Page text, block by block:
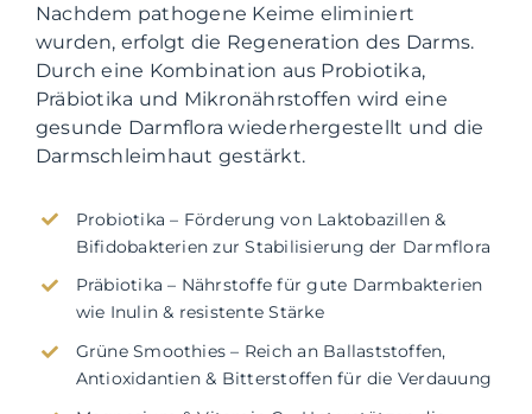
Nachdem pathogene Keime eliminiert
wurden, erfolgt die Regeneration des Darms.
Durch eine Kombination aus Probiotika,
Präbiotika und Mikronährstoffen wird eine
gesunde Darmflora wiederhergestellt und die
Darmschleimhaut gestärkt.
Probiotika – Förderung von Laktobazillen &
Bifidobakterien zur Stabilisierung der Darmflora
Präbiotika – Nährstoffe für gute Darmbakterien
wie Inulin & resistente Stärke
Grüne Smoothies – Reich an Ballaststoffen,
Antioxidantien & Bitterstoffen für die Verdauung